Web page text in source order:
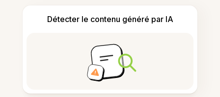
Détecter le contenu généré par IA